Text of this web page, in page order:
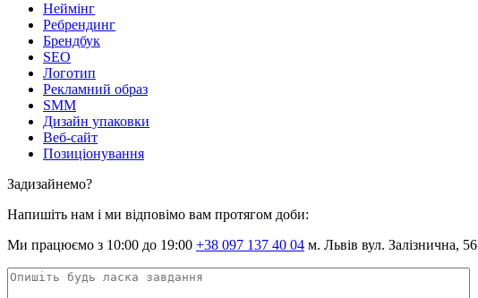
Неймінг
Ребрендинг
Брендбук
SEO
Логотип
Рекламний образ
SMM
Дизайн упаковки
Веб-сайт
Позиціонування
Задизайнемо?
Напишіть нам і ми відповімо вам протягом доби:
Ми працюємо з 10:00 до 19:00 +38 097 137 40 04 м. Львів вул. Залізнична, 56